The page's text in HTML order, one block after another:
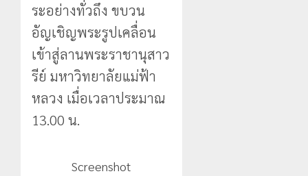
ระอย่างทั่วถึง ขบวน
อัญเชิญพระรูปเคลื่อน
เข้าสู่ลานพระราชานุสาว
รีย์ มหาวิทยาลัยแม่ฟ้า
หลวง เมื่อเวลาประมาณ
13.00 น.
Screenshot